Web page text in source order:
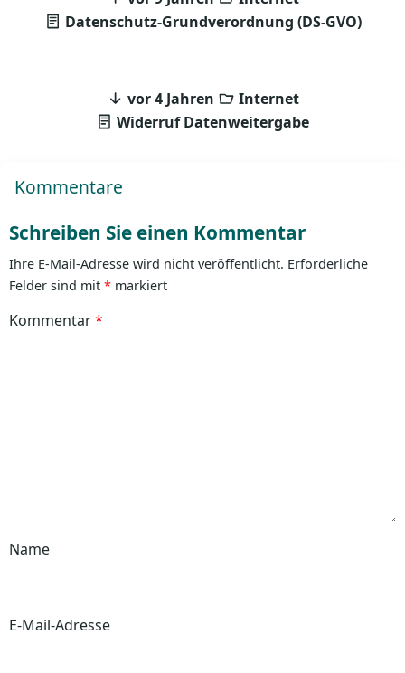
Datenschutz-Grundverordnung (DS-GVO)
vor 4 Jahren
Internet
Widerruf Datenweitergabe
Kommentare
Schreiben Sie einen Kommentar
Ihre E-Mail-Adresse wird nicht veröffentlicht. Erforderliche
Felder sind mit * markiert
Kommentar*
Name
E-Mail-Adresse